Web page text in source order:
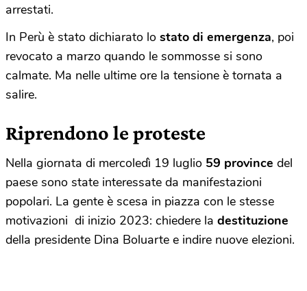
arrestati.
In Perù è stato dichiarato lo stato di emergenza, poi
revocato a marzo quando le sommosse si sono
calmate. Ma nelle ultime ore la tensione è tornata a
salire.
Riprendono le proteste
Nella giornata di mercoledì 19 luglio 59 province del
paese sono state interessate da manifestazioni
popolari. La gente è scesa in piazza con le stesse
motivazioni di inizio 2023: chiedere la destituzione
della presidente Dina Boluarte e indire nuove elezioni.